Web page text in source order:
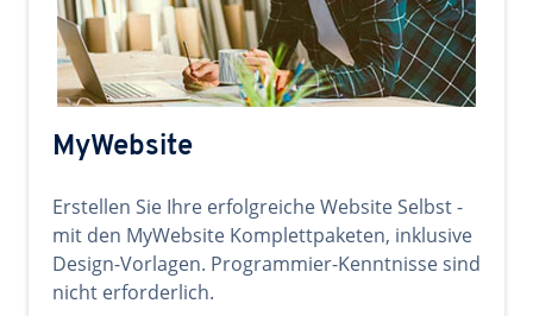
MyWebsite
Erstellen Sie Ihre erfolgreiche Website Selbst -
mit den MyWebsite Komplettpaketen, inklusive
Design-Vorlagen. Programmier-Kenntnisse sind
nicht erforderlich.